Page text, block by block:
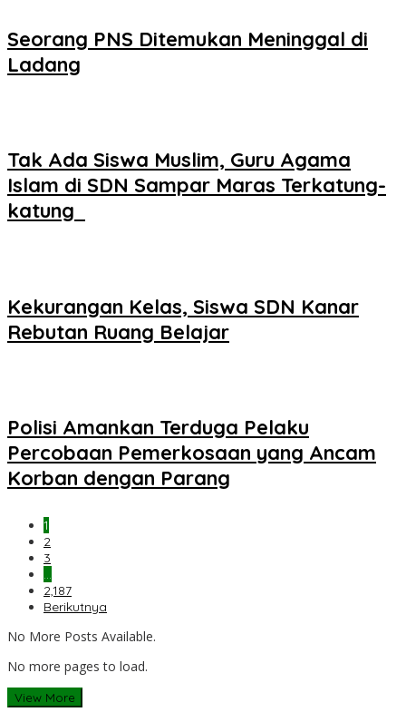
Seorang PNS Ditemukan Meninggal di
Ladang
Tak Ada Siswa Muslim, Guru Agama
Islam di SDN Sampar Maras Terkatung-
katung ‎
Kekurangan Kelas, Siswa SDN Kanar
Rebutan Ruang Belajar
Polisi Amankan Terduga Pelaku
Percobaan Pemerkosaan yang Ancam
Korban dengan Parang
1
2
3
…
2,187
Berikutnya
No More Posts Available.
No more pages to load.
View More